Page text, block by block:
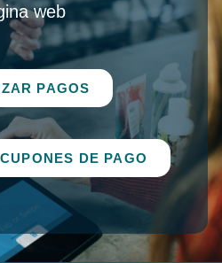
web
PAGOS
DE PAGO